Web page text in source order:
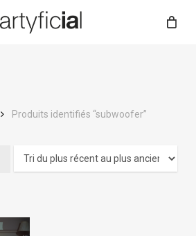
Produits identifiés “subwoofer”